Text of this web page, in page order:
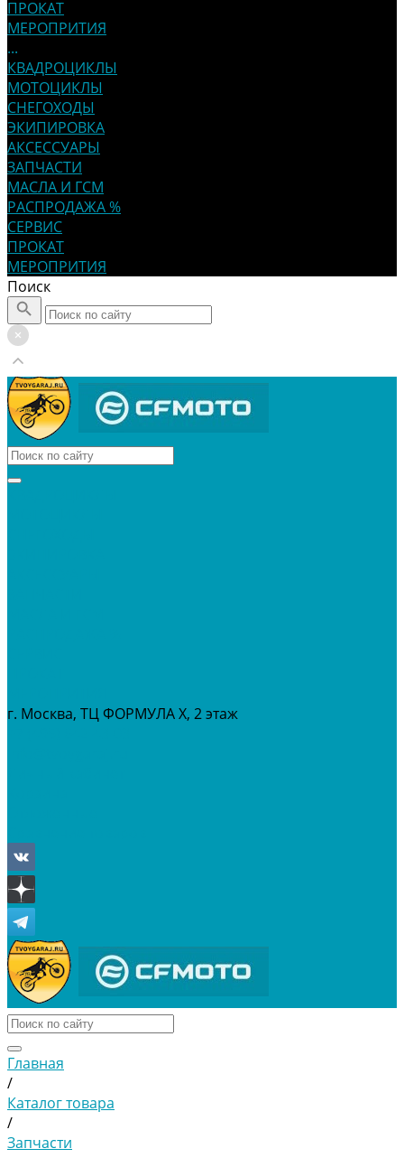
ПРОКАТ
МЕРОПРИТИЯ
...
КВАДРОЦИКЛЫ
МОТОЦИКЛЫ
СНЕГОХОДЫ
ЭКИПИРОВКА
АКСЕССУАРЫ
ЗАПЧАСТИ
МАСЛА И ГСМ
РАСПРОДАЖА %
СЕРВИС
ПРОКАТ
МЕРОПРИТИЯ
Поиск
г. Москва, ТЦ ФОРМУЛА Х, 2 этаж
Главная
/
Каталог товара
/
Запчасти